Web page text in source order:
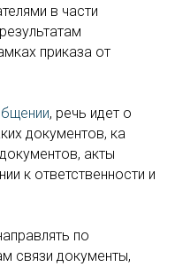
в части
приказа от
, речь идет о
документов, ка
акты
к ответственности и
по
связи документы,